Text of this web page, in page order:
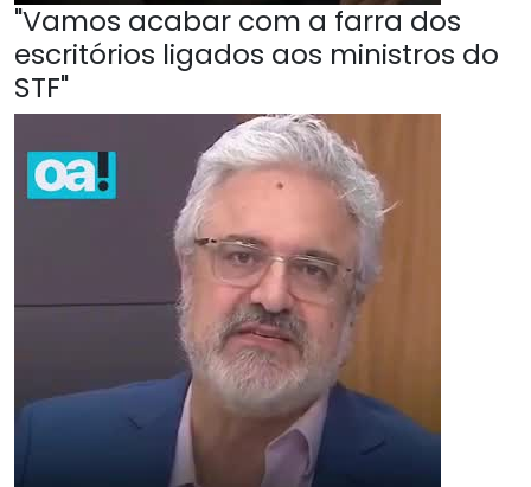
"Vamos acabar com a farra dos
escritórios ligados aos ministros do
STF"